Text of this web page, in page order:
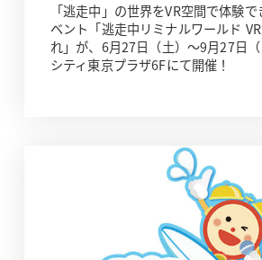
「逃走中」の世界をVR空間で体験
ベント「逃走中リミナルワールド
れ」が、6月27日（土）～9月27日
シティ東京プラザ6Fにて開催！